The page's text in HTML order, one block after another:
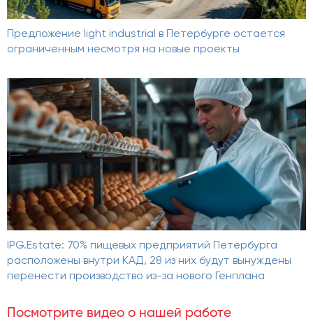
Предложение light industrial в Петербурге остается
ограниченным несмотря на новые проекты
IPG.Estate: 70% пищевых предприятий Петербурга
расположены внутри КАД, 28 из них будут вынуждены
перенести производство из-за нового Генплана
Посмотрите видео о нашей работе